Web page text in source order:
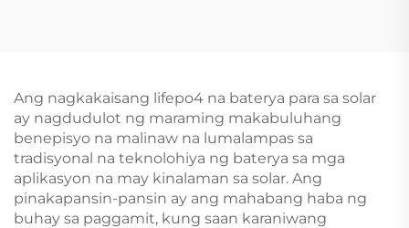
Ang nagkakaisang lifepo4 na baterya para sa solar
ay nagdudulot ng maraming makabuluhang
benepisyo na malinaw na lumalampas sa
tradisyonal na teknolohiya ng baterya sa mga
aplikasyon na may kinalaman sa solar. Ang
pinakapansin-pansin ay ang mahabang haba ng
buhay sa paggamit, kung saan karaniwang